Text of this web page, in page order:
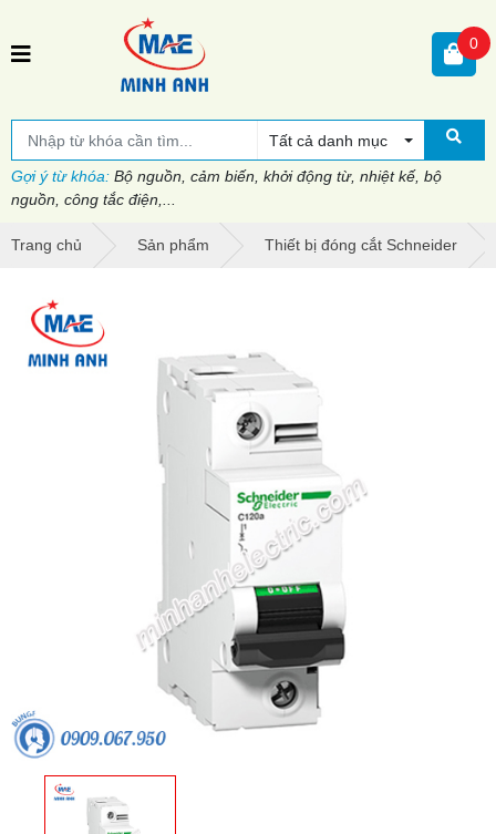
Tất cả danh mục
Gợi ý từ khóa: Bộ nguồn, cảm biến, khởi động từ, nhiệt kế, bộ
nguồn, công tắc điện,...
0
Trang chủ Sản phẩm Thiết bị đóng cắt Schneider